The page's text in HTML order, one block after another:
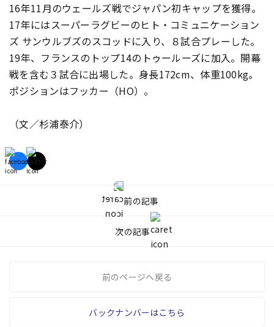
16年11月のウェールズ戦でジャパン初キャップを獲得。
17年にはスーパーラグビーのヒト・コミュニケーション
ズ サンウルブズのスコッドに入り、８試合プレーした。
19年、フランスのトップ14のトゥールーズに加入。開幕
戦を含む３試合に出場した。身長172cm、体重100kg。
ポジションはフッカー（HO）。
（文／杉浦泰介）
前の記事
次の記事
前のページへ戻る
バックナンバーはこちら